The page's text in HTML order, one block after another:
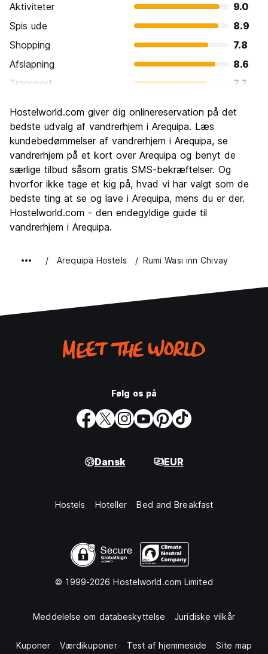
Aktiviteter
9.0
Spis ude
8.9
Shopping
7.8
Afslapning
8.6
Transport
7.7
Kultur
Fester
Værdi for pengene
8.4
Hostelworld.com giver dig onlinereservation på det
bedste udvalg af vandrerhjem i Arequipa. Læs
kundebedømmelser af vandrerhjem i Arequipa, se
vandrerhjem på et kort over Arequipa og benyt de
særlige tilbud såsom gratis SMS-bekræftelser. Og
hvorfor ikke tage et kig på, hvad vi har valgt som de
bedste ting at se og lave i Arequipa, mens du er der.
Hostelworld.com - den endegyldige guide til
vandrerhjem i Arequipa.
Arequipa Hostels Rumi Wasi inn Chivay
Følg os på
Dansk EUR
Hostels Hoteller Bed and Breakfast
© 1999-2026 Hostelworld.com Limited
Meddelelse om databeskyttelse Juridiske vilkår
Kuponer Værdikuponer Test af hjemmeside Site map